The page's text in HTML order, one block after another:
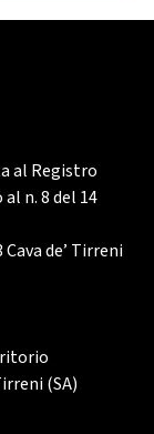
al Registro
n. 8 del 14
de’ Tirreni
(SA)